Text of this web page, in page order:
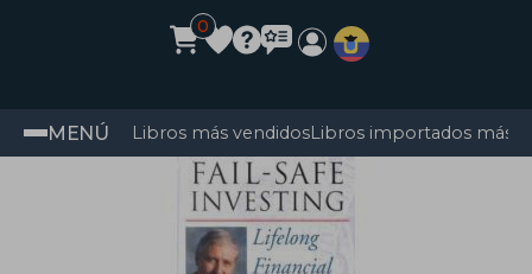
0
MENÚ Libros más vendidosLibros importados más